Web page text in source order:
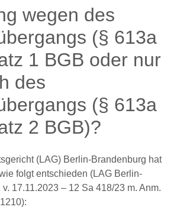
wegen des
(§ 613a
1 BGB oder nur
des
(§ 613a
2 BGB)?
(LAG) Berlin-Brandenburg hat
folgt entschieden (LAG Berlin-
17.11.2023 – 12 Sa 418/23 m. Anm.